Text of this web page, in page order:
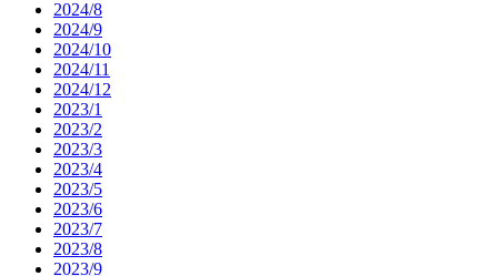
2024/8
2024/9
2024/10
2024/11
2024/12
2023/1
2023/2
2023/3
2023/4
2023/5
2023/6
2023/7
2023/8
2023/9